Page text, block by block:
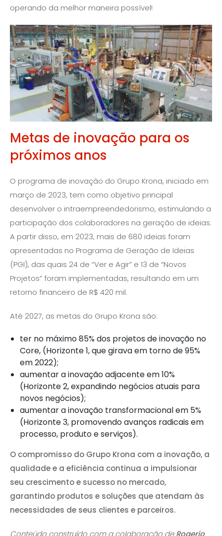
operando da melhor maneira possível!
Metas de inovação para os
próximos anos
O programa de inovação do Grupo Krona, iniciado em
março de 2023, tem como objetivo principal
desenvolver o intraempreendedorismo, estimulando a
participação dos colaboradores na geração de ideias.
A partir disso, em 2023, mais de 680 ideias foram
apresentadas no Programa de Geração de Ideias
(PGI), das quais 24 de “Ver e Agir” e 13 de “Novos
Projetos” foram implementadas, resultando em um
retorno financeiro de R$ 420 mil.
Até 2027, as metas do Grupo Krona são:
ter no máximo 85% dos projetos de inovação no
Core, (Horizonte 1, que girava em torno de 95%
em 2022);
aumentar a inovação adjacente em 10%
(Horizonte 2, expandindo negócios atuais para
novos negócios);
aumentar a inovação transformacional em 5%
(Horizonte 3, promovendo avanços radicais em
processo, produto e serviços).
O compromisso do Grupo Krona com a inovação, a
qualidade e a eficiência continua a impulsionar
seu crescimento e sucesso no mercado,
garantindo produtos e soluções que atendam às
necessidades de seus clientes e parceiros.
Conteúdo construído com a colaboração de Rogerio